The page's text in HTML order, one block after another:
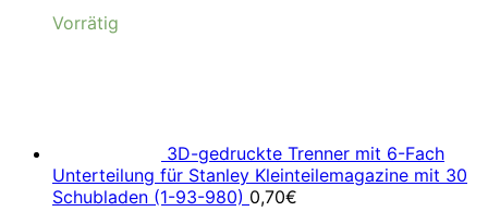
Vorrätig
3D-gedruckte Trenner mit 6-Fach
Unterteilung für Stanley Kleinteilemagazine mit 30
Schubladen (1-93-980) 0,70€